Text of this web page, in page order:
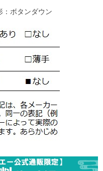
ボタンダウン